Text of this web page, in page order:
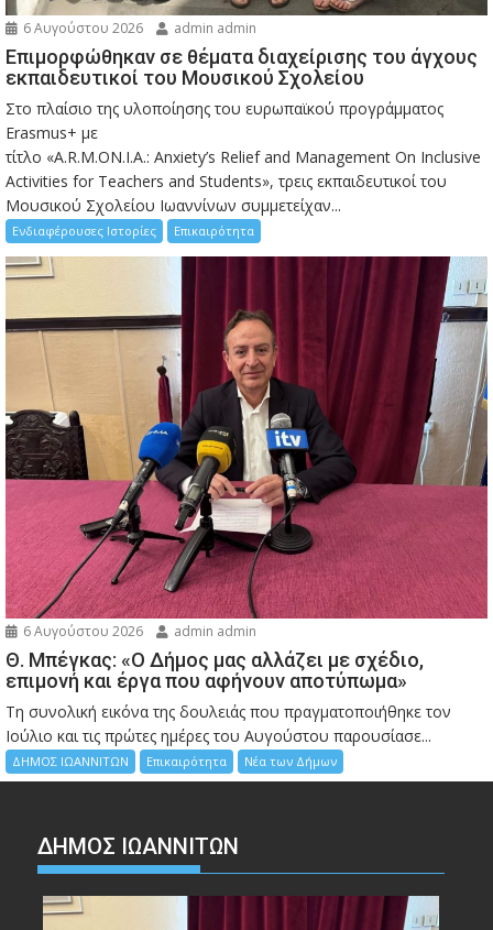
6 Αυγούστου 2026 admin admin
Eπιμορφώθηκαν σε θέματα διαχείρισης του άγχους
εκπαιδευτικοί του Μουσικού Σχολείου
Στο πλαίσιο της υλοποίησης του ευρωπαϊκού προγράμματος
Erasmus+ με
τίτλο «A.R.M.ON.I.A.: Anxiety’s Relief and Management On Inclusive
Activities for Teachers and Students», τρεις εκπαιδευτικοί του
Μουσικού Σχολείου Ιωαννίνων συμμετείχαν...
Ενδιαφέρουσες Ιστορίες Επικαιρότητα
6 Αυγούστου 2026 admin admin
Θ. Μπέγκας: «Ο Δήμος μας αλλάζει με σχέδιο,
επιμονή και έργα που αφήνουν αποτύπωμα»
Τη συνολική εικόνα της δουλειάς που πραγματοποιήθηκε τον
Ιούλιο και τις πρώτες ημέρες του Αυγούστου παρουσίασε...
ΔΗΜΟΣ ΙΩΑΝΝΙΤΩΝ Επικαιρότητα Νέα των Δήμων
ΔΗΜΟΣ ΙΩΑΝΝΙΤΩΝ